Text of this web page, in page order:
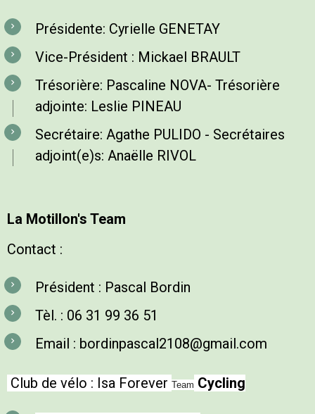
Présidente: Cyrielle GENETAY
Vice-Président : Mickael BRAULT
Trésorière: Pascaline NOVA- Trésorière
adjointe: Leslie PINEAU
Secrétaire: Agathe PULIDO - Secrétaires
adjoint(e)s: Anaëlle RIVOL
La Motillon's Team
Contact :
Président : Pascal Bordin
Tèl. : 06 31 99 36 51
Email : bordinpascal2108@gmail.com
Club de vélo : Isa Forever Team Cycling